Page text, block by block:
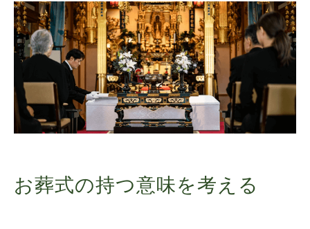
お葬式の持つ意味を考える